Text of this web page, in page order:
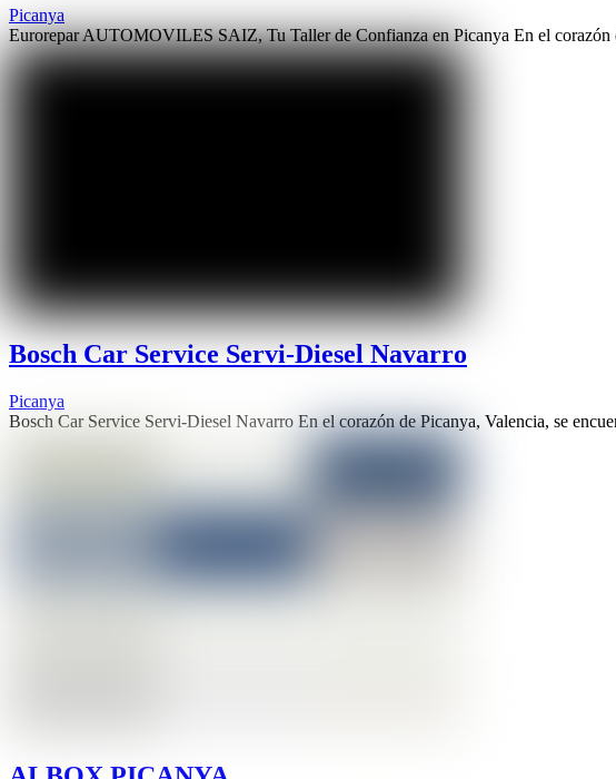
Picanya
Eurorepar AUTOMOVILES SAIZ, Tu Taller de Confianza en Picanya En el
Bosch Car Service Servi-Diesel Navarro
Picanya
Bosch Car Service Servi-Diesel Navarro En el corazón de Picanya, Valencia, se